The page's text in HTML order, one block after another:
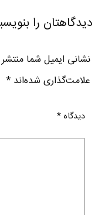
دیدگاهتان را
نشانی ایمیل شما
علامت‌گذاری شده‌اند*
دیدگاه*